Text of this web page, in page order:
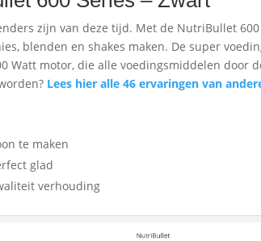
zijn van deze tijd. Met de NutriBullet
blenden en shakes maken. De super
Watt motor, die alle voedingsmiddelen door
Lees hier alle 46 ervaringen van
te maken
glad
verhouding